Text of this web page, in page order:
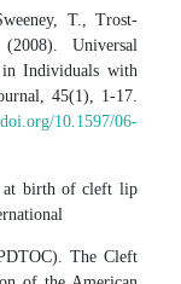
T., Trost-
Universal
in Individuals with
45(1), 1-17.
10.1597/06-
at birth of cleft lip
The Cleft